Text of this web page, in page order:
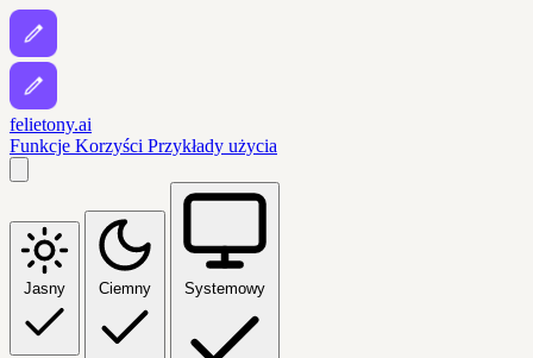
felietony.ai
Funkcje Korzyści Przykłady użycia
Jasny Ciemny Systemowy